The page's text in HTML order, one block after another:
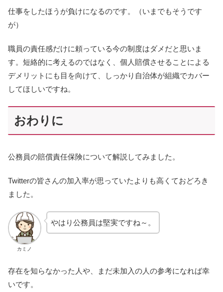
仕事をしたほうが負けになるのです。（いまでもそうです
が）
職員の責任感だけに頼っている今の制度はダメだと思いま
す。短絡的に考えるのではなく、個人賠償させることによる
デメリットにも目を向けて、しっかり自治体が組織でカバー
してほしいですね。
おわりに
公務員の賠償責任保険について解説してみました。
Twitterの皆さんの加入率が思っていたよりも高くておどろき
ました。
カミノ
やはり公務員は堅実ですね～。
存在を知らなかった人や、まだ未加入の人の参考になれば幸
いです。